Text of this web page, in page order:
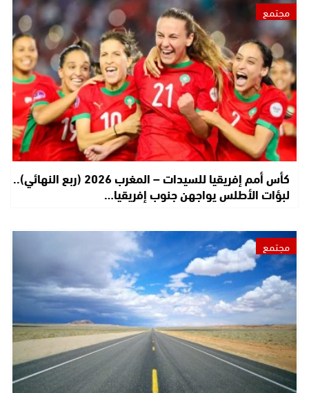
مجتمع
كأس أمم إفريقيا للسيدات – المغرب 2026 (ربع النهائي)..
لبؤات الأطلس يواجهن جنوب إفريقيا…
مجتمع